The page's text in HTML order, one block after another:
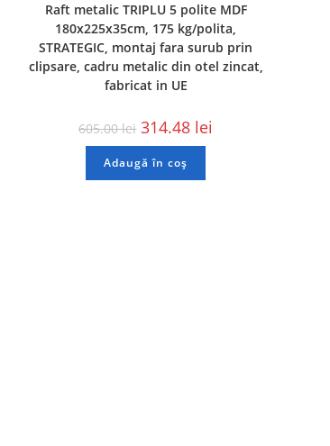
Raft metalic TRIPLU 5 polite MDF
180x225x35cm, 175 kg/polita,
STRATEGIC, montaj fara surub prin
clipsare, cadru metalic din otel zincat,
fabricat in UE
605.00lei 314.48 lei
Adaugă în coș